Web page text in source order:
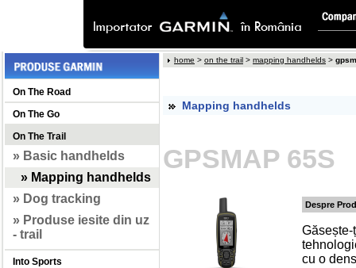
On The Road
On The Go
On The Trail
» Basic handhelds
» Mapping handhelds
» Dog tracking
» Produse iesite din uz
- trail
Into Sports
home > on the trail > mapping handhelds >
Mapping handhelds
GPSMAP 65S
Despre
cu o